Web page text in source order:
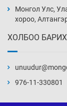
Монгол Улс,
хороо,
ХОЛБОО БАРИХ
976-11-330801